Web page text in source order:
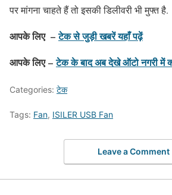
पर मांगना चाहते हैं तो इसकी डिलीवरी भी मुफ्त है.
आपके लिए –टेक से जुड़ी खबरें यहाँ पढ़ें
आपके लिए – टेक के बाद अब देखे ऑटो नगरी में
Categories: टेक
Tags: Fan, ISILER USB Fan
Leave a Comment